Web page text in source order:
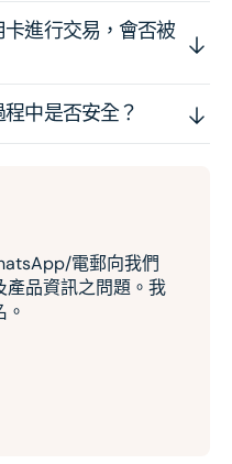
進行交易，會否被
中是否安全？
電郵向我們
產品資訊之問題。我